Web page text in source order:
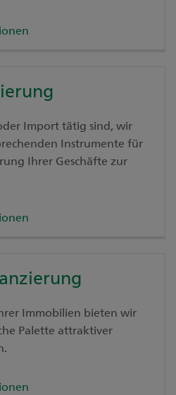
Import tätig sind, wir
Instrumente für
Ihrer Geschäfte zur
Immobilien bieten wir
Palette attraktiver